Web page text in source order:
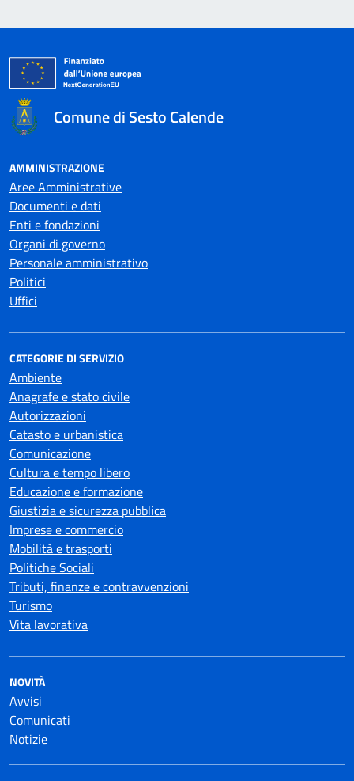
Comune di Sesto Calende
AMMINISTRAZIONE
Aree Amministrative
Documenti e dati
Enti e fondazioni
Organi di governo
Personale amministrativo
Politici
Uffici
CATEGORIE DI SERVIZIO
Ambiente
Anagrafe e stato civile
Autorizzazioni
Catasto e urbanistica
Comunicazione
Cultura e tempo libero
Educazione e formazione
Giustizia e sicurezza pubblica
Imprese e commercio
Mobilità e trasporti
Politiche Sociali
Tributi, finanze e contravvenzioni
Turismo
Vita lavorativa
NOVITÀ
Avvisi
Comunicati
Notizie